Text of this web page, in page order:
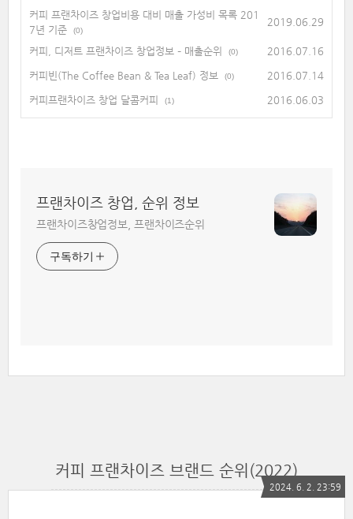
커피 프랜차이즈 창업비용 대비 매출 가성비 목록 201
7년 기준
(0)
2019.06.29
커피, 디저트 프랜차이즈 창업정보 – 매출순위 (0) 2016.07.16
커피빈(The Coffee Bean & Tea Leaf) 정보 (0) 2016.07.14
커피프랜차이즈 창업 달콤커피 (1) 2016.06.03
프랜차이즈 창업, 순위 정보
프랜차이즈창업정보, 프랜차이즈순위
구독하기
커피 프랜차이즈 브랜드 순위(2022)
2024. 6. 2. 23:59